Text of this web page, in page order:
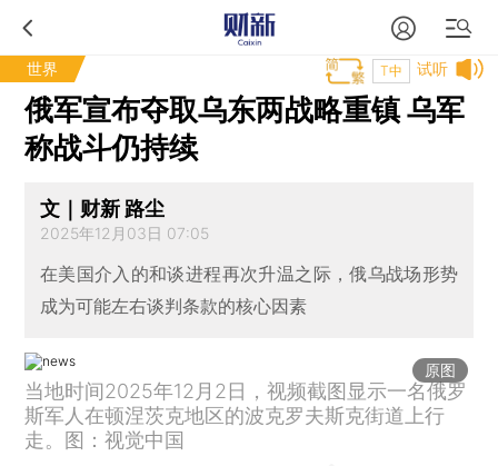
世界 试听
T中
俄军宣布夺取乌东两战略重镇 乌军
称战斗仍持续
文｜财新 路尘
2025年12月03日 07:05
在美国介入的和谈进程再次升温之际，俄乌战场形势
成为可能左右谈判条款的核心因素
原图
当地时间2025年12月2日，视频截图显示一名俄罗
斯军人在顿涅茨克地区的波克罗夫斯克街道上行
走。图：视觉中国